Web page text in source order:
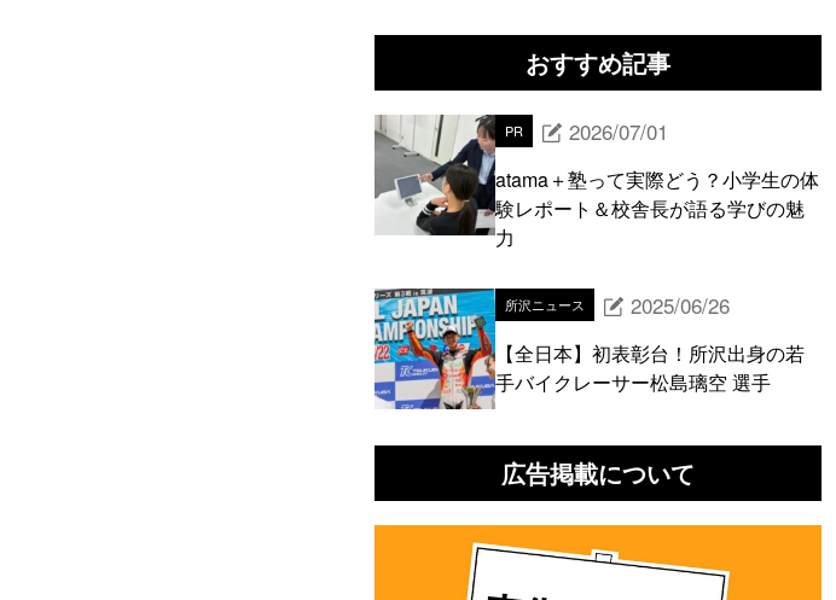
おすすめ記事
PR 2026/07/01
atama＋塾って実際どう？小学生の体
験レポート＆校舎長が語る学びの魅
力
所沢ニュース 2025/06/26
【全日本】初表彰台！所沢出身の若
手バイクレーサー松島璃空 選手
広告掲載について